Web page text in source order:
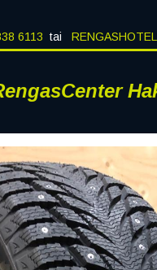
6113 tai